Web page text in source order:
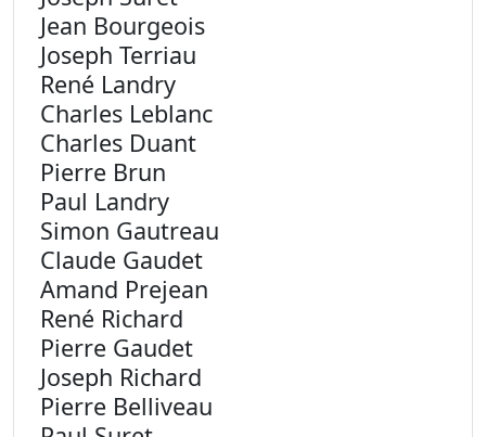
Jean Bourgeois
Joseph Terriau
René Landry
Charles Leblanc
Charles Duant
Pierre Brun
Paul Landry
Simon Gautreau
Claude Gaudet
Amand Prejean
René Richard
Pierre Gaudet
Joseph Richard
Pierre Belliveau